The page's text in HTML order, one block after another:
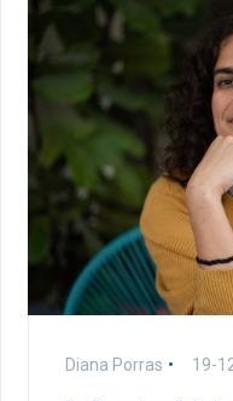
Diana Porras 19-